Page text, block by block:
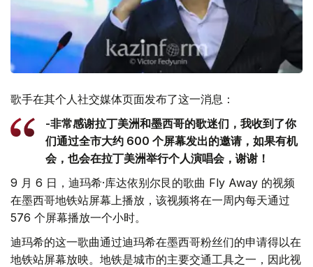
歌手在其个人社交媒体页面发布了这一消息：
-非常感谢拉丁美洲和墨西哥的歌迷们，我收到了你
们通过全市大约 600 个屏幕发出的邀请，如果有机
会，也会在拉丁美洲举行个人演唱会，谢谢！
9 月 6 日，迪玛希·库达依别尔艮的歌曲 Fly Away 的视频
在墨西哥地铁站屏幕上播放，该视频将在一周内每天通过
576 个屏幕播放一个小时。
迪玛希的这一歌曲通过迪玛希在墨西哥粉丝们的申请得以在
地铁站屏幕放映。地铁是城市的主要交通工具之一，因此视